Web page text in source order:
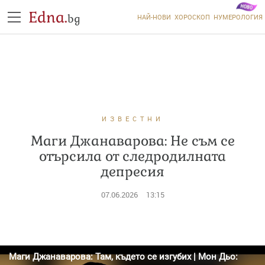
Edna.bg НАЙ-НОВИ ХОРОСКОП НУМЕРОЛОГИЯ
ИЗВЕСТНИ
Маги Джанаварова: Не съм се
отърсила от следродилната
депресия
07.06.2026 13:15